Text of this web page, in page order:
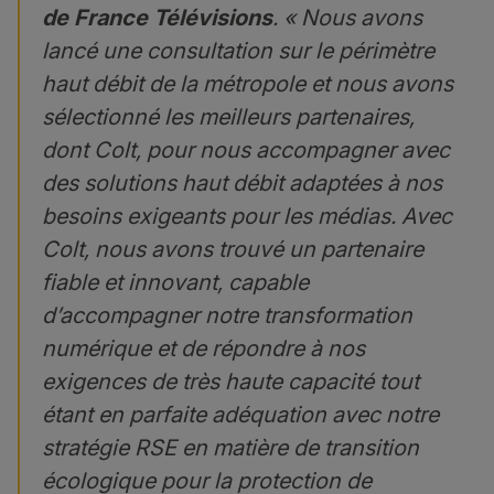
de France Télévisions. « Nous avons
lancé une consultation sur le périmètre
haut débit de la métropole et nous avons
sélectionné les meilleurs partenaires,
dont Colt, pour nous accompagner avec
des solutions haut débit adaptées à nos
besoins exigeants pour les médias. Avec
Colt, nous avons trouvé un partenaire
fiable et innovant, capable
d’accompagner notre transformation
numérique et de répondre à nos
exigences de très haute capacité tout
étant en parfaite adéquation avec notre
stratégie RSE en matière de transition
écologique pour la protection de